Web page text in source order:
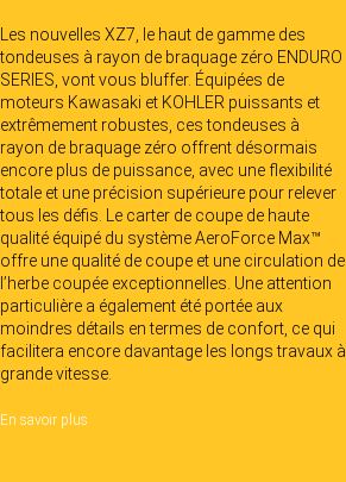
Les nouvelles XZ7, le haut de gamme des
tondeuses à rayon de braquage zéro ENDURO
SERIES, vont vous bluffer. Équipées de
moteurs Kawasaki et KOHLER puissants et
extrêmement robustes, ces tondeuses à
rayon de braquage zéro offrent désormais
encore plus de puissance, avec une flexibilité
totale et une précision supérieure pour relever
tous les défis. Le carter de coupe de haute
qualité équipé du système AeroForce Max™
offre une qualité de coupe et une circulation de
l’herbe coupée exceptionnelles. Une attention
particulière a également été portée aux
moindres détails en termes de confort, ce qui
facilitera encore davantage les longs travaux à
grande vitesse.
En savoir plus